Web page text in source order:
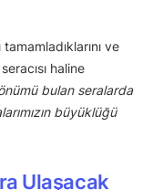
ve
haline
bulan seralarda
büyüklüğü
Ulaşacak